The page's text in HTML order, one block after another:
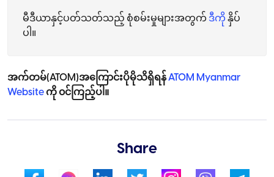
မီဒီယာနှင့်ပတ်သတ်သည့် စုံစမ်းမှုများအတွက် ဒီကို နှိပ်
ပါ။
အက်တမ်(ATOM)အကြောင်းပိုမိုသိရှိရန်ATOM Myanmar
Websiteကို ၀င်ကြည့်ပါ။
Share